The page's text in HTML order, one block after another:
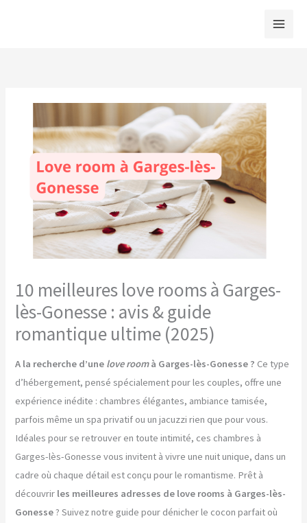
10 meilleures love rooms à Garges-
lès-Gonesse : avis & guide
romantique ultime (2025)
A la recherche d’une love roomà Garges-lès-Gonesse ? Ce type
d’hébergement, pensé spécialement pour les couples, offre une
expérience inédite : chambres élégantes, ambiance tamisée,
parfois même un spa privatif ou un jacuzzi rien que pour vous.
Idéales pour se retrouver en toute intimité, ces chambres à
Garges-lès-Gonesse vous invitent à vivre une nuit unique, dans un
cadre où chaque détail est conçu pour le romantisme. Prêt à
découvrir les meilleures adresses de love rooms à Garges-lès-
Gonesse? Suivez notre guide pour dénicher le cocon parfait où